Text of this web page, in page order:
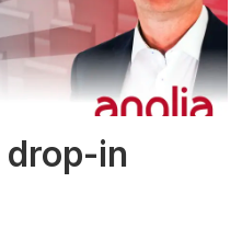
drop-in